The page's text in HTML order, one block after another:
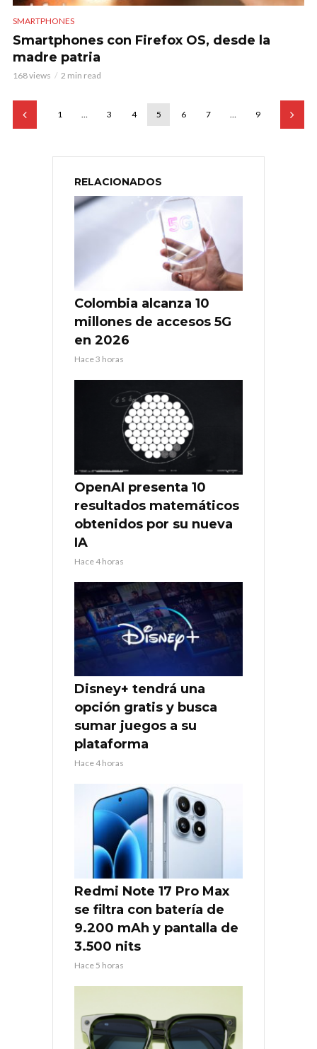
SMARTPHONES
Smartphones con Firefox OS, desde la
madre patria
168 views 2 min read
1 … 3 4 5 6 7 … 9
RELACIONADOS
Colombia alcanza 10
millones de accesos 5G
en 2026
Hace 3 horas
OpenAI presenta 10
resultados matemáticos
obtenidos por su nueva
IA
Hace 4 horas
Disney+ tendrá una
opción gratis y busca
sumar juegos a su
plataforma
Hace 4 horas
Redmi Note 17 Pro Max
se filtra con batería de
9.200 mAh y pantalla de
3.500 nits
Hace 5 horas